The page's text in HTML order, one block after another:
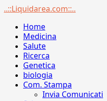
Menu
..::Liquidarea.com::..
Home
Medicina
Salute
Ricerca
Genetica
biologia
Com. Stampa
Invia Comunicati